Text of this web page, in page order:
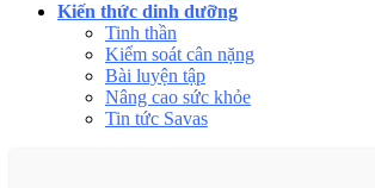
Kiến thức dinh dưỡng
Tinh thần
Kiểm soát cân nặng
Bài luyện tập
Nâng cao sức khỏe
Tin tức Savas